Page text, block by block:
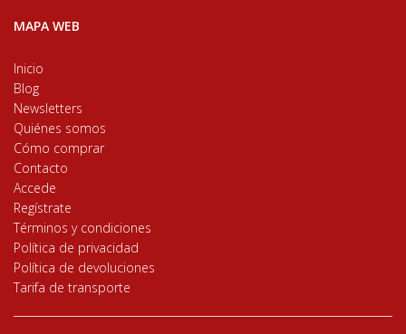
MAPA WEB
Inicio
Blog
Newsletters
Quiénes somos
Cómo comprar
Contacto
Accede
Regístrate
Términos y condiciones
Política de privacidad
Política de devoluciones
Tarifa de transporte